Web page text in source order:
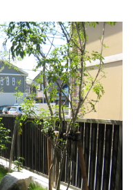
デンルームGF
ラスサイン
ートラインⅡ
LIXIL サニージュ
LIXIL ジーマ
テンレスサイン